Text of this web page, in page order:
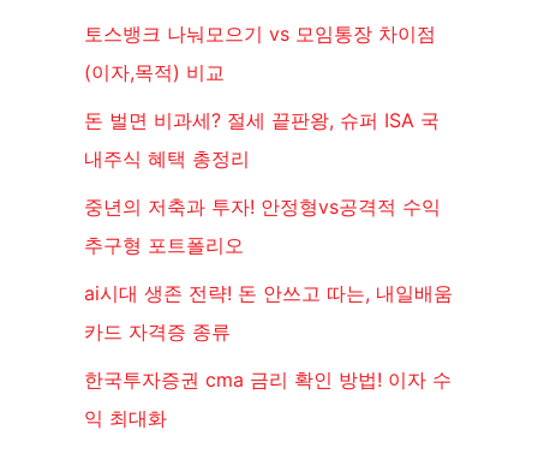
토스뱅크 나눠모으기 vs 모임통장 차이점
(이자,목적) 비교
돈 벌면 비과세? 절세 끝판왕, 슈퍼 ISA 국
내주식 혜택 총정리
중년의 저축과 투자! 안정형vs공격적 수익
추구형 포트폴리오
ai시대 생존 전략! 돈 안쓰고 따는, 내일배움
카드 자격증 종류
한국투자증권 cma 금리 확인 방법! 이자 수
익 최대화